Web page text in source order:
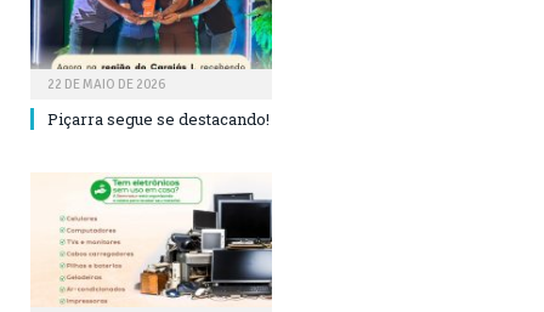
22 DE MAIO DE 2026
Piçarra segue se destacando!